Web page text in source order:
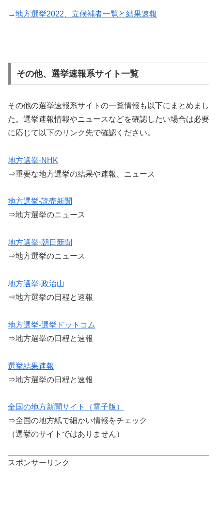
→地方選挙2022、立候補者一覧と結果速報
その他、選挙速報系サイト一覧
その他の選挙速報系サイトの一覧情報も以下にまとめまし
た。選挙速報情報やニュースなどを確認したい場合は必要
に応じて以下のリンク先で確認ください。
地方選挙-NHK
⇒重要な地方選挙の結果や速報、ニュース
地方選挙-読売新聞
⇒地方選挙のニュース
地方選挙-朝日新聞
⇒地方選挙のニュース
地方選挙-政治山
⇒地方選挙の日程と速報
地方選挙-選挙ドットコム
⇒地方選挙の日程と速報
選挙結果速報
⇒地方選挙の日程と速報
全国の地方新聞サイト（電子版）
⇒全国の地方紙で細かい情報をチェック
（選挙のサイトではありません）
スポンサーリンク